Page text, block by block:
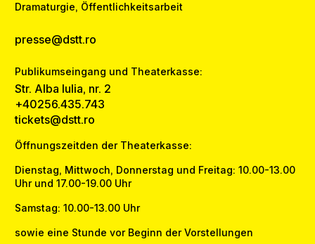
Dramaturgie, Öffentlichkeitsarbeit
presse@dstt.ro
Publikumseingang und Theaterkasse:
Str. Alba Iulia, nr. 2
+40256.435.743
tickets@dstt.ro
Öffnungszeitden der Theaterkasse:
Dienstag, Mittwoch, Donnerstag und Freitag: 10.00-13.00
Uhr und 17.00-19.00 Uhr
Samstag: 10.00-13.00 Uhr
sowie eine Stunde vor Beginn der Vorstellungen